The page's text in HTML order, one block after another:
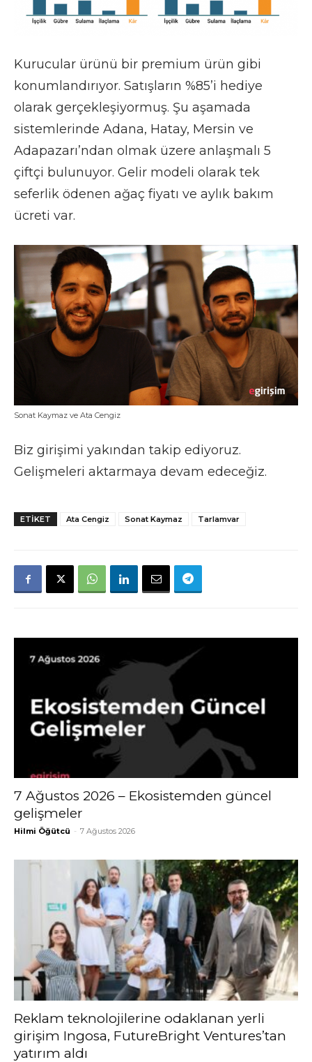
Kurucular ürünü bir premium ürün gibi
konumlandırıyor. Satışların %85’i hediye
olarak gerçekleşiyormuş. Şu aşamada
sistemlerinde Adana, Hatay, Mersin ve
Adapazarı’ndan olmak üzere anlaşmalı 5
çiftçi bulunuyor. Gelir modeli olarak tek
seferlik ödenen ağaç fiyatı ve aylık bakım
ücreti var.
Sonat Kaymaz ve Ata Cengiz
Biz girişimi yakından takip ediyoruz.
Gelişmeleri aktarmaya devam edeceğiz.
ETIKET Ata Cengiz Sonat Kaymaz Tarlamvar
7 Ağustos 2026 – Ekosistemden güncel
gelişmeler
Hilmi Öğütcü - 7 Ağustos 2026
Reklam teknolojilerine odaklanan yerli
girişim Ingosa, FutureBright Ventures’tan
yatırım aldı